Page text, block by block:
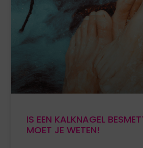
IS EEN KALKNAGEL
MOET JE WETEN!